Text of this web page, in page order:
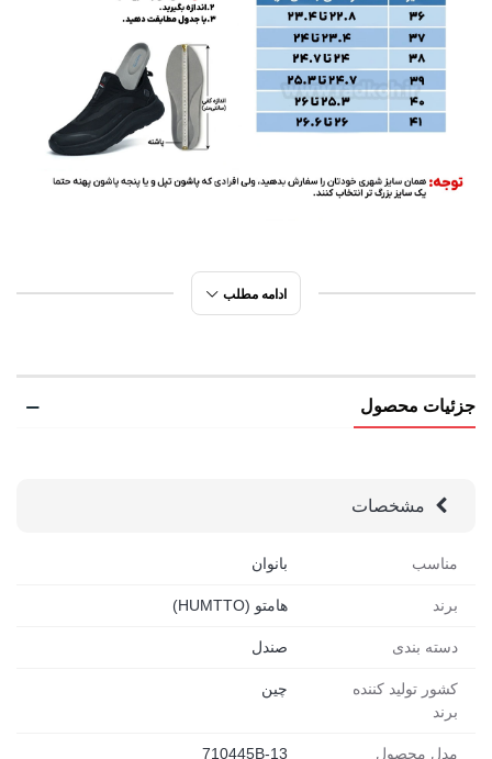
ادامه مطلب
جزئیات محصول
مشخصات
مناسب بانوان
برند هامتو (HUMTTO)
دسته بندی صندل
کشور تولید کننده
برند
چین
مدل محصول 710445B-13